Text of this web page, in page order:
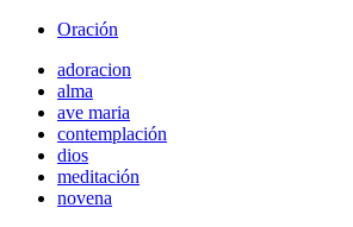
Oración
adoracion
alma
ave maria
contemplación
dios
meditación
novena